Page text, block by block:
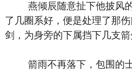
燕倾辰随意扯下他披风的
了几圈系好，便是处理了那
剑，为身旁的下属挡下几支箭
箭雨不再落下，包围的士